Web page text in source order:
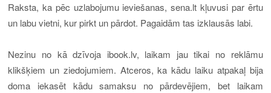
Raksta, ka pēc uzlabojumu ieviešanas, sena.lt kļuvusi par ērtu
un labu vietni, kur pirkt un pārdot. Pagaidām tas izklausās labi.
Nezinu no kā dzīvoja ibook.lv, laikam jau tikai no reklāmu
klikšķiem un ziedojumiem. Atceros, ka kādu laiku atpakaļ bija
doma iekasēt kādu samaksu no pārdevējiem, bet laikam